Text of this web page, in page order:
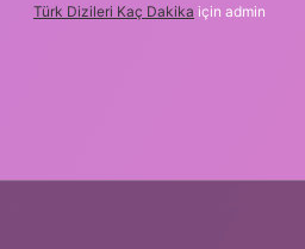
Türk Dizileri Kaç Dakika için admin